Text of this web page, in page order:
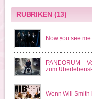
RUBRIKEN(13)
Now you see me
PANDORUM –
zum
Wenn Will